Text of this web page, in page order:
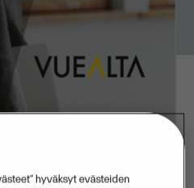
hyväksyt evästeiden